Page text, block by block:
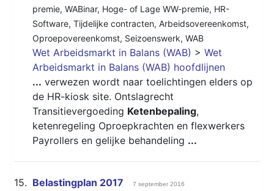
premie, WABinar, Hoge- of Lage WW-premie, HR-
Software, Tijdelijke contracten, Arbeidsovereenkomst,
Oproepovereenkomst, Seizoenswerk, WAB
Wet Arbeidsmarkt in Balans (WAB) > Wet
Arbeidsmarkt in Balans (WAB) hoofdlijnen
... verwezen wordt naar toelichtingen elders op
de HR-kiosk site. Ontslagrecht
Transitievergoeding Ketenbepaling,
ketenregeling Oproepkrachten en flexwerkers
Payrollers en gelijke behandeling ...
15. Belastingplan 2017 7 september 2016